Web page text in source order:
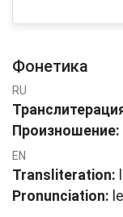
Фонетика
RU
Произношение:
EN
Transliteration:
Pronunciation: